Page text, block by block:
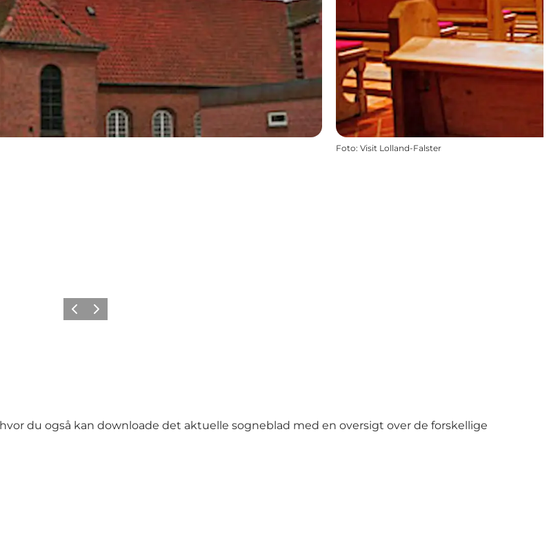
Foto: Visit Lolland-Falster
ForrigeNæste
hvor du også kan downloade det aktuelle sogneblad med en oversigt over de forskellige